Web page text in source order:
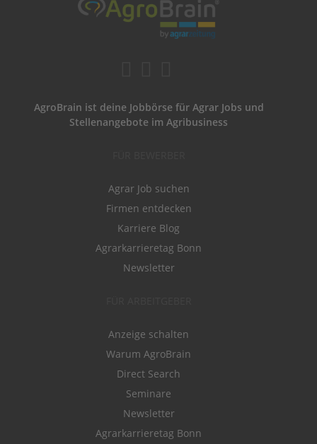
AgroBrain ist deine Jobbörse für Agrar Jobs und
Stellenangebote im Agribusiness
Agrar Job suchen
Firmen entdecken
Karriere Blog
Agrarkarrieretag Bonn
Newsletter
Anzeige schalten
Warum AgroBrain
Direct Search
Seminare
Newsletter
Agrarkarrieretag Bonn